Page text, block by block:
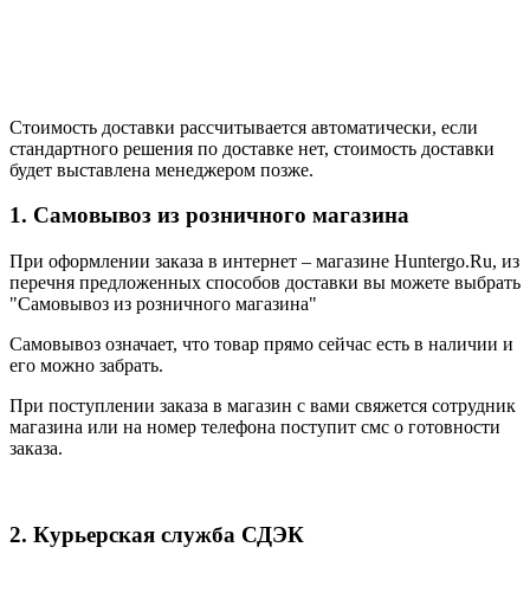
Стоимость доставки рассчитывается автоматически, если
стандартного решения по доставке нет, стоимость доставки
будет выставлена менеджером позже.
1. Самовывоз из розничного магазина
При оформлении заказа в интернет – магазине Huntergo.Ru, из
перечня предложенных способов доставки вы можете выбрать
"Самовывоз из розничного магазина"
Самовывоз означает, что товар прямо сейчас есть в наличии и
его можно забрать.
При поступлении заказа в магазин с вами свяжется сотрудник
магазина или на номер телефона поступит смс о готовности
заказа.
2. Курьерская служба СДЭК